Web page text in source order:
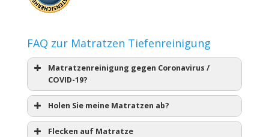
FAQ zur Matratzen Tiefenreinigung
Matratzenreinigung gegen Coronavirus /
COVID-19?
Holen Sie meine Matratzen ab?
Flecken auf Matratze